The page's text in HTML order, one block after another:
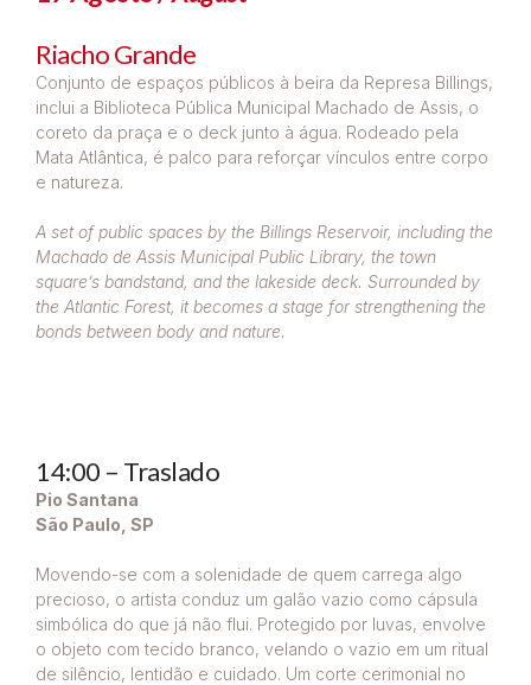
Riacho Grande
Conjunto de espaços públicos à beira da Represa Billings,
inclui a Biblioteca Pública Municipal Machado de Assis, o
coreto da praça e o deck junto à água. Rodeado pela
Mata Atlântica, é palco para reforçar vínculos entre corpo
e natureza.
A set of public spaces by the Billings Reservoir, including the
Machado de Assis Municipal Public Library, the town
square’s bandstand, and the lakeside deck. Surrounded by
the Atlantic Forest, it becomes a stage for strengthening the
bonds between body and nature.
14:00 – Traslado
Pio Santana
São Paulo, SP
Movendo-se com a solenidade de quem carrega algo
precioso, o artista conduz um galão vazio como cápsula
simbólica do que já não flui. Protegido por luvas, envolve
o objeto com tecido branco, velando o vazio em um ritual
de silêncio, lentidão e cuidado. Um corte cerimonial no